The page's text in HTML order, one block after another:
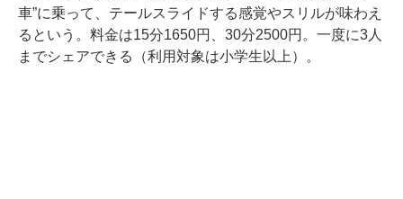
車”に乗って、テールスライドする感覚やスリルが味わえ
るという。料金は15分1650円、30分2500円。一度に3人
までシェアできる（利用対象は小学生以上）。